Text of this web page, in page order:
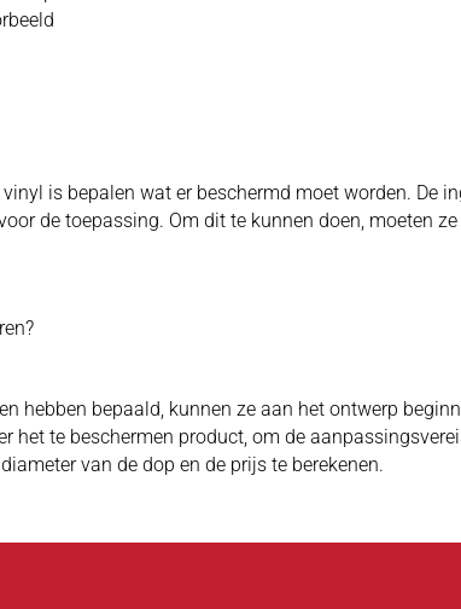
is bepalen wat er beschermd moet worden. De
de toepassing. Om dit te kunnen doen, moeten
hebben bepaald, kunnen ze aan het ontwerp
het te beschermen product, om de
van de dop en de prijs te berekenen.